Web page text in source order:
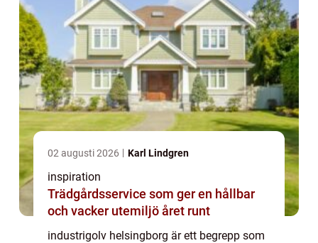
02 augusti 2026 Karl Lindgren
inspiration
Trädgårdsservice som ger en hållbar
och vacker utemiljö året runt
industrigolv helsingborg är ett begrepp som